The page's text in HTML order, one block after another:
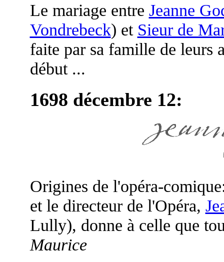
Le mariage entre Jeanne
Vondrebeck) et Sieur de
faite par sa famille de leurs
début ...
1698 décembre 12:
Origines de l'opéra-
et le directeur de l'Opéra,
Lully), donne à celle que
Maurice